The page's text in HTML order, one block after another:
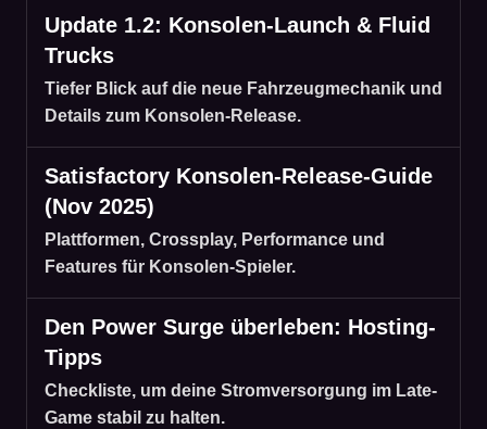
Update 1.2: Konsolen-Launch & Fluid
Trucks
Tiefer Blick auf die neue Fahrzeugmechanik und
Details zum Konsolen-Release.
Satisfactory Konsolen-Release-Guide
(Nov 2025)
Plattformen, Crossplay, Performance und
Features für Konsolen-Spieler.
Den Power Surge überleben: Hosting-
Tipps
Checkliste, um deine Stromversorgung im Late-
Game stabil zu halten.